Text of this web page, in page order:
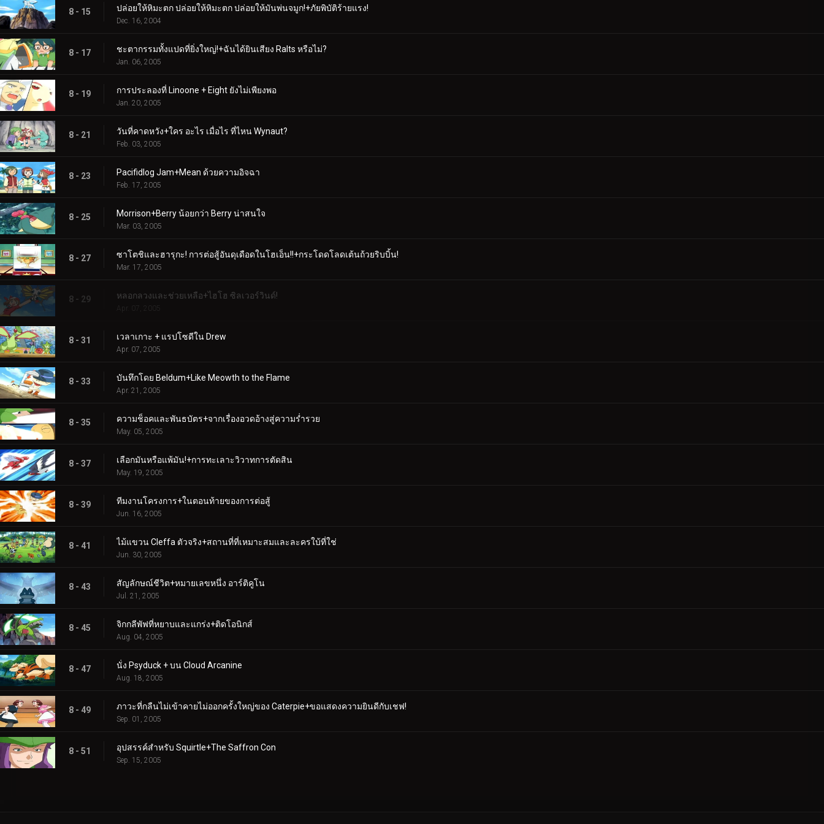
8 - 15 ปล่อยให้หิมะตก ปล่อยให้หิมะตก ปล่อยให้มันพ่นจมูก!+ภัยพิบัติร้ายแรง!
Dec. 16, 2004
8 - 17 ชะตากรรมทั้งแปดที่ยิ่งใหญ่!+ฉันได้ยินเสียง Ralts หรือไม่?
Jan. 06, 2005
8 - 19 การประลองที่ Linoone + Eight ยังไม่เพียงพอ
Jan. 20, 2005
8 - 21 วันที่คาดหวัง+ใคร อะไร เมื่อไร ที่ไหน Wynaut?
Feb. 03, 2005
8 - 23 Pacifidlog Jam+Mean ด้วยความอิจฉา
Feb. 17, 2005
8 - 25 Morrison+Berry น้อยกว่า Berry น่าสนใจ
Mar. 03, 2005
8 - 27 ซาโตชิและฮารุกะ! การต่อสู้อันดุเดือดในโฮเอ็น!!+กระโดดโลดเต้นถ้วยริบบิ้น!
Mar. 17, 2005
8 - 29 หลอกลวงและช่วยเหลือ+ไฮโฮ ซิลเวอร์วินด์!
Apr. 07, 2005
8 - 31 เวลาเกาะ + แรปโซดีใน Drew
Apr. 07, 2005
8 - 33 บันทึกโดย Beldum+Like Meowth to the Flame
Apr. 21, 2005
8 - 35 ความช็อคและพันธบัตร+จากเรื่องอวดอ้างสู่ความร่ำรวย
May. 05, 2005
8 - 37 เลือกมันหรือแพ้มัน!+การทะเลาะวิวาทการตัดสิน
May. 19, 2005
8 - 39 ทีมงานโครงการ+ในตอนท้ายของการต่อสู้
Jun. 16, 2005
8 - 41 ไม้แขวน Cleffa ตัวจริง+สถานที่ที่เหมาะสมและละครใบ้ที่ใช่
Jun. 30, 2005
8 - 43 สัญลักษณ์ชีวิต+หมายเลขหนึ่ง อาร์ติคูโน
Jul. 21, 2005
8 - 45 จิกกลีพัฟที่หยาบและแกร่ง+ติดโอนิกส์
Aug. 04, 2005
8 - 47 นั่ง Psyduck + บน Cloud Arcanine
Aug. 18, 2005
8 - 49 ภาวะที่กลืนไม่เข้าคายไม่ออกครั้งใหญ่ของ Caterpie+ขอแสดงความยินดีกับเชฟ!
Sep. 01, 2005
8 - 51 อุปสรรค์สำหรับ Squirtle+The Saffron Con
Sep. 15, 2005